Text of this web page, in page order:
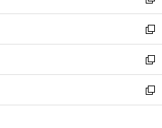
開
く
ウ
で
開
く
ン
ド
ウ
で
開
く
ウ
ィ
ン
ド
ウ
で
開
し
い
ウ
ィ
ン
ド
ウ
新
し
い
ウ
ィ
ン
新
し
い
ウ
新
し